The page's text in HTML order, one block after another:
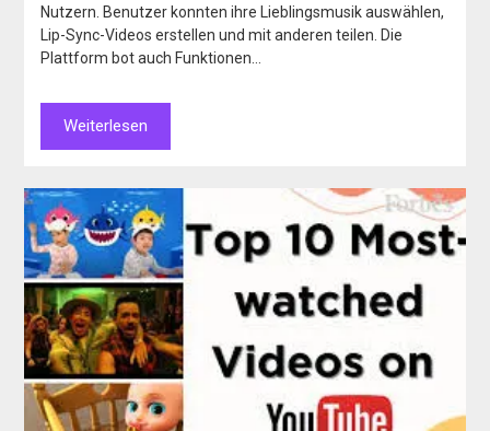
Nutzern. Benutzer konnten ihre Lieblingsmusik auswählen,
Lip-Sync-Videos erstellen und mit anderen teilen. Die
Plattform bot auch Funktionen…
Weiterlesen